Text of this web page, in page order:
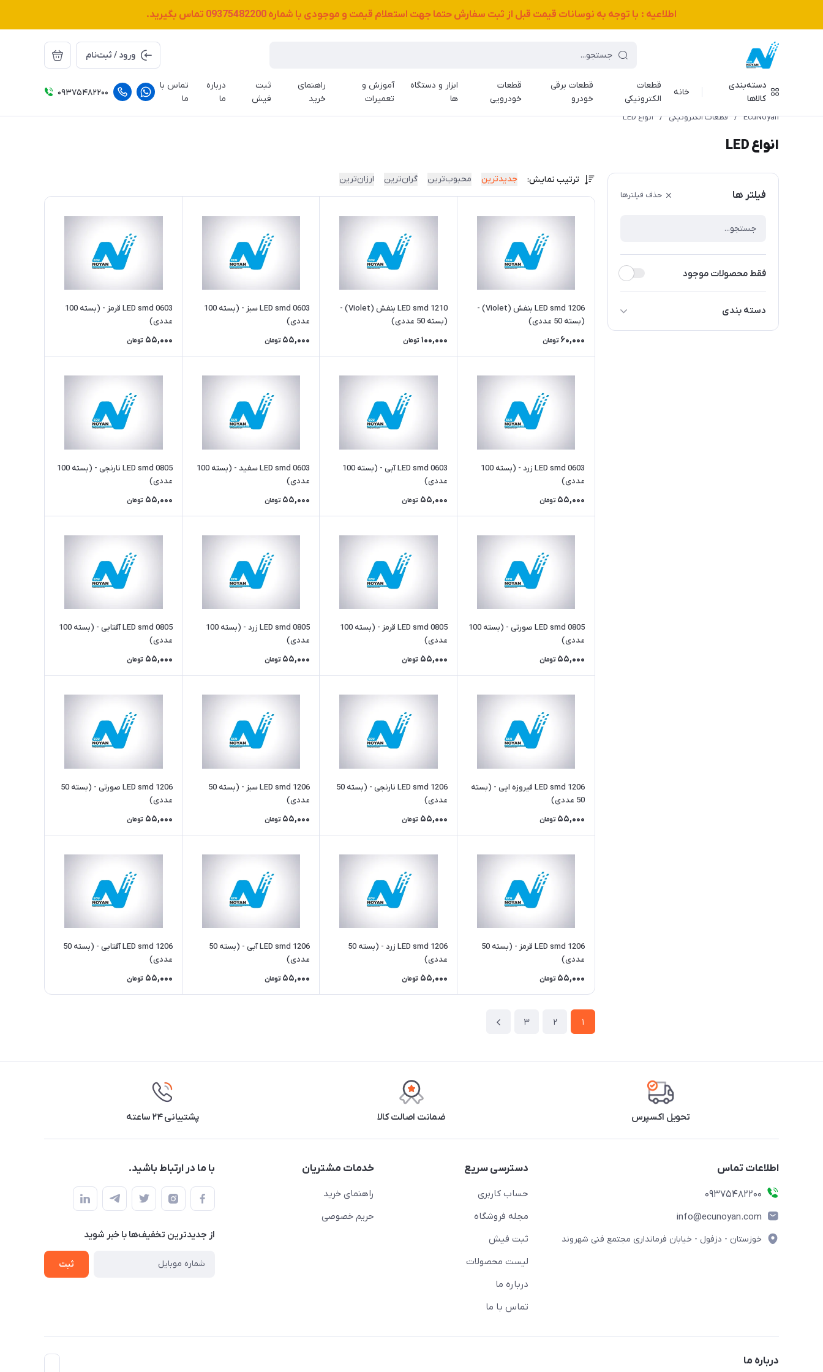
اطلاعیه : با توجه به نوسانات قیمت قبل از ثبت سفارش حتما جهت استعلام قیمت و موجودی با شماره 09375482200 تماس بگیرید.
ورود / ثبت‌نام
دسته‌بندی
کالاها
خانه
قطعات
الکترونیکی
قطعات برقی
خودرو
قطعات
خودرویی
ابزار و دستگاه
ها
آموزش و
تعمیرات
راهنمای
خرید
ثبت
فیش
درباره
ما
تماس با
ما
09375482200
EcuNoyan
/ قطعات الکترونیکی / انواع LED
انواع LED
فیلتر ها حذف فیلترها
فقط محصولات موجود
دسته بندی
ال ای دی smd 5050
ترتیب نمایش: جدیدترین محبوب‌ترین گران‌ترین ارزان‌ترین
LED smd 1206 بنفش (Violet) -
(بسته 50 عددی)
60,000 تومان
LED smd 1210 بنفش (Violet) -
(بسته 50 عددی)
100,000 تومان
LED smd 0603 سبز - (بسته 100
عددی)
55,000 تومان
LED smd 0603 قرمز - (بسته 100
عددی)
55,000 تومان
LED smd 0603 زرد - (بسته 100
عددی)
55,000 تومان
LED smd 0603 آبی - (بسته 100
عددی)
55,000 تومان
LED smd 0603 سفید - (بسته 100
عددی)
55,000 تومان
LED smd 0805 نارنجی - (بسته 100
عددی)
55,000 تومان
LED smd 0805 صورتی - (بسته 100
عددی)
55,000 تومان
LED smd 0805 قرمز - (بسته 100
عددی)
55,000 تومان
LED smd 0805 زرد - (بسته 100
عددی)
55,000 تومان
LED smd 0805 آفتابی - (بسته 100
عددی)
55,000 تومان
LED smd 1206 فیروزه ایی - (بسته
50 عددی)
55,000 تومان
LED smd 1206 نارنجی - (بسته 50
عددی)
55,000 تومان
LED smd 1206 سبز - (بسته 50
عددی)
55,000 تومان
LED smd 1206 صورتی - (بسته 50
عددی)
55,000 تومان
LED smd 1206 قرمز - (بسته 50
عددی)
55,000 تومان
LED smd 1206 زرد - (بسته 50
عددی)
55,000 تومان
LED smd 1206 آبی - (بسته 50
عددی)
55,000 تومان
LED smd 1206 آفتابی - (بسته 50
عددی)
55,000 تومان
1
2
3
تحویل اکسپرس ضمانت اصالت کالا پشتیبانی ۲۴ ساعته
اطلاعات تماس
09375482200
info@ecunoyan.com
خوزستان - دزفول - خیابان فرمانداری مجتمع فنی شهروند
دسترسی سریع
حساب کاربری
مجله فروشگاه
ثبت فیش
لیست محصولات
درباره ما
تماس با ما
خدمات مشتریان
راهنمای خرید
حریم خصوصی
با ما در ارتباط باشید.
از جدید‌ترین تخفیف‌ها با‌ خبر شوید
ثبت
درباره ما